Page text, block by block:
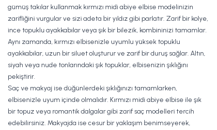
gümüş takılar kullanmak kırmızı midi abiye elbise modelinizin
zarifliğini vurgular ve sizi adeta bir yıldız gibi parlatır. Zarif bir kolye,
ince topuklu ayakkabılar veya şık bir bilezik, kombininizi tamamlar.
Aynı zamanda, kırmızı elbisenizle uyumlu yüksek topuklu
ayakkabılar, uzun bir siluet oluşturur ve zarif bir duruş sağlar. Altın,
siyah veya nude tonlarındaki şık topuklar, elbisenizin şıklığını
pekiştirir.
Saç ve makyaj ise düğünlerdeki şıklığınızı tamamlarken,
elbisenizle uyum içinde olmalıdır. Kırmızı midi abiye elbise ile şık
bir topuz veya romantik dalgalar gibi zarif saç modelleri tercih
edebilirsiniz. Makyajda ise cesur bir yaklaşım benimseyerek,